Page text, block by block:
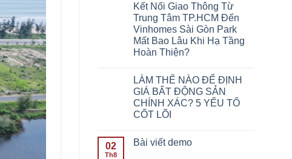
Kết Nối Giao Thông Từ
Trung Tâm TP.HCM Đến
Vinhomes Sài Gòn Park
Mất Bao Lâu Khi Hạ Tầng
Hoàn Thiện?
LÀM THẾ NÀO ĐỂ ĐỊNH
GIÁ BẤT ĐỘNG SẢN
CHÍNH XÁC? 5 YẾU TỐ
CỐT LÕI
02
Th8
Bài viết demo